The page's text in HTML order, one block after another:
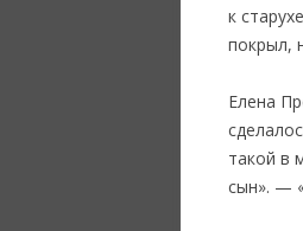
к
покрыл,
Елена
такой в
сын». —